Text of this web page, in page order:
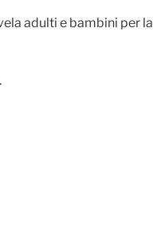
adulti e bambini per la